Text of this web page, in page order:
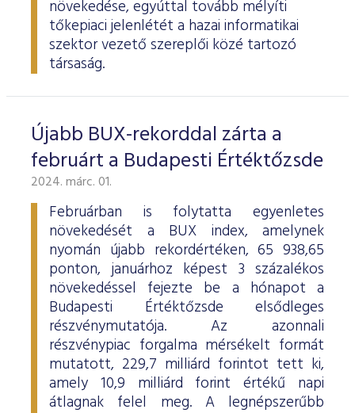
növekedése, egyúttal tovább mélyíti
tőkepiaci jelenlétét a hazai informatikai
szektor vezető szereplői közé tartozó
társaság.
Újabb BUX-rekorddal zárta a
februárt a Budapesti Értéktőzsde
2024. márc. 01.
Februárban is folytatta egyenletes
növekedését a BUX index, amelynek
nyomán újabb rekordértéken, 65 938,65
ponton, januárhoz képest 3 százalékos
növekedéssel fejezte be a hónapot a
Budapesti Értéktőzsde elsődleges
részvénymutatója. Az azonnali
részvénypiac forgalma mérsékelt formát
mutatott, 229,7 milliárd forintot tett ki,
amely 10,9 milliárd forint értékű napi
átlagnak felel meg. A legnépszerűbb